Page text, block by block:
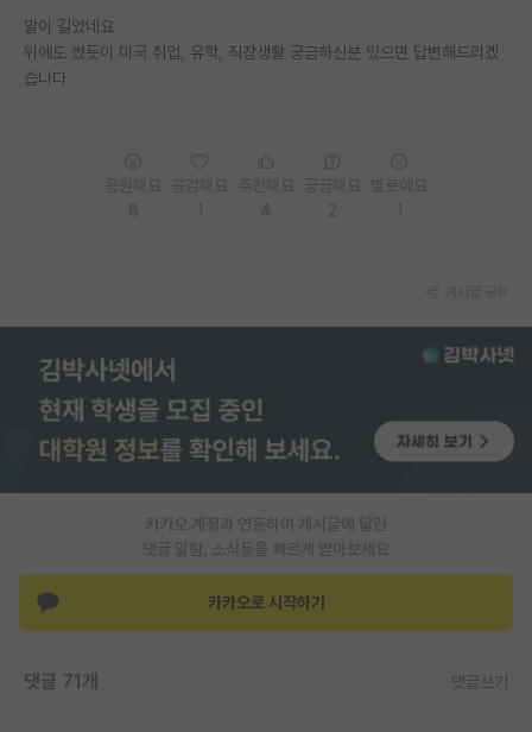
커리어
말이 길었네요
위에도 썼듯이 미국 취업, 유학, 직장생활 궁금하신분 있으면 답변해드리겠
습니다
카카오 계정과 연동하여 게시글에 달린
댓글 알람, 소식등을 빠르게 받아보세요
카카오로 시작하기
댓글 71개 댓글쓰기